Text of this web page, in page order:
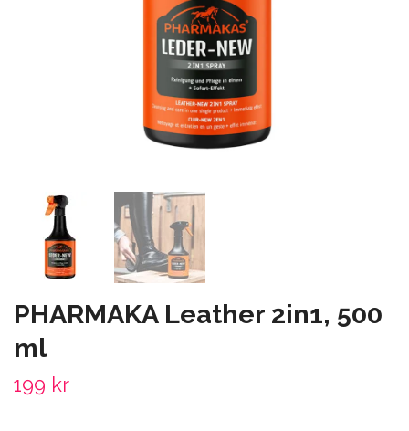
PHARMAKA Leather 2in1, 500
ml
199 kr